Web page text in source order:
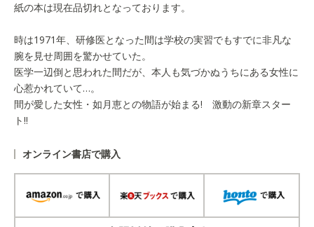
紙の本は現在品切れとなっております。
時は1971年、研修医となった間は学校の実習でもすでに非凡な
腕を見せ周囲を驚かせていた。
医学一辺倒と思われた間だが、本人も気づかぬうちにある女性に
心惹かれていて…。
間が愛した女性・如月恵との物語が始まる! 激動の新章スター
ト!!
オンライン書店で購入